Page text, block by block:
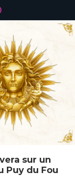
sur un
Puy du Fou